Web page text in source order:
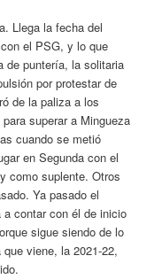
Llega la fecha del
el PSG, y lo que
de puntería, la solitaria
por protestar de
de la paliza a los
superar a Mingueza
cuando se metió
en Segunda con el
como suplente. Otros
Ya pasado el
a contar con él de inicio
sigue siendo de lo
viene, la 2021-22,